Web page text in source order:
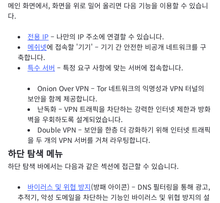
메인 화면에서, 화면을 위로 밀어 올리면 다음 기능을 이용할 수 있습니
다.
전용 IP – 나만의 IP 주소에 연결할 수 있습니다.
메쉬넷에 접속할 '기기' – 기기 간 안전한 비공개 네트워크를 구
축합니다.
특수 서버 – 특정 요구 사항에 맞는 서버에 접속합니다.
Onion Over VPN – Tor 네트워크의 익명성과 VPN 터널의
보안을 함께 제공합니다.
난독화 – VPN 트래픽을 차단하는 강력한 인터넷 제한과 방화
벽을 우회하도록 설계되었습니다.
Double VPN – 보안을 한층 더 강화하기 위해 인터넷 트래픽
을 두 개의 VPN 서버를 거쳐 라우팅합니다.
하단 탐색 메뉴
하단 탐색 바에서는 다음과 같은 섹션에 접근할 수 있습니다.
바이러스 및 위협 방지(방패 아이콘) – DNS 필터링을 통해 광고,
추적기, 악성 도메일을 차단하는 기능인 바이러스 및 위협 방지의 설